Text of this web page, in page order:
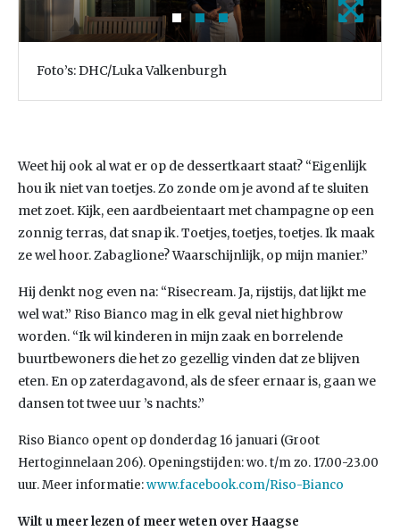
Foto’s: DHC/Luka Valkenburgh
Weet hij ook al wat er op de dessertkaart staat? “Eigenlijk
hou ik niet van toetjes. Zo zonde om je avond af te sluiten
met zoet. Kijk, een aardbeientaart met champagne op een
zonnig terras, dat snap ik. Toetjes, toetjes, toetjes. Ik maak
ze wel hoor. Zabaglione? Waarschijnlijk, op mijn manier.”
Hij denkt nog even na: “Risecream. Ja, rijstijs, dat lijkt me
wel wat.” Riso Bianco mag in elk geval niet highbrow
worden. “Ik wil kinderen in mijn zaak en borrelende
buurtbewoners die het zo gezellig vinden dat ze blijven
eten. En op zaterdagavond, als de sfeer ernaar is, gaan we
dansen tot twee uur ’s nachts.”
Riso Bianco opent op donderdag 16 januari (Groot
Hertoginnelaan 206). Openingstijden: wo. t/m zo. 17.00-23.00
uur. Meer informatie:www.facebook.com/Riso-Bianco
Wilt u meer lezen of meer weten over Haagse